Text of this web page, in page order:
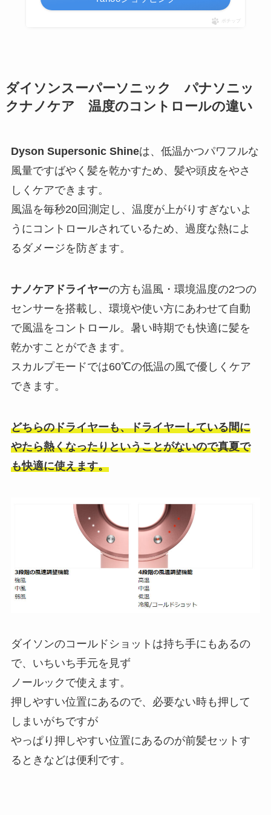
ポチップ
ダイソンスーパーソニック パナソニッ
クナノケア 温度のコントロールの違い
Dyson Supersonic Shineは、低温かつパワフルな
風量ですばやく髪を乾かすため、髪や頭皮をやさ
しくケアできます。
風温を毎秒20回測定し、温度が上がりすぎないよ
うにコントロールされているため、過度な熱によ
るダメージを防ぎます。
ナノケアドライヤーの方も温風・環境温度の2つの
センサーを搭載し、環境や使い方にあわせて自動
で風温をコントロール。暑い時期でも快適に髪を
乾かすことができます。
スカルプモードでは60℃の低温の風で優しくケア
できます。
どちらのドライヤーも、ドライヤーしている間に
やたら熱くなったりということがないので真夏で
も快適に使えます。
ダイソンのコールドショットは持ち手にもあるの
で、いちいち手元を見ず
ノールックで使えます。
押しやすい位置にあるので、必要ない時も押して
しまいがちですが
やっぱり押しやすい位置にあるのが前髪セットす
るときなどは便利です。